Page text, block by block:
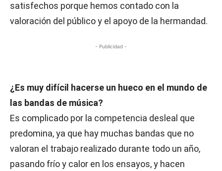
satisfechos porque hemos contado con la
valoración del público y el apoyo de la hermandad.
- Publicidad -
¿Es muy difícil hacerse un hueco en el mundo de
las bandas de música?
Es complicado por la competencia desleal que
predomina, ya que hay muchas bandas que no
valoran el trabajo realizado durante todo un año,
pasando frío y calor en los ensayos, y hacen